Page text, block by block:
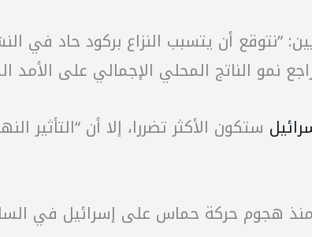
“نتوقع أن يتسبب النزاع بركود حاد في
نمو الناتج المحلي الإجمالي على الأمد
ستكون الأكثر تضررا، إلا أن “التأثير
هجوم حركة حماس على إسرائيل في